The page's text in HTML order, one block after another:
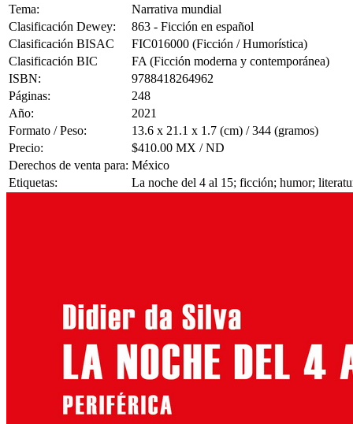
Tema:
Narrativa mundial
Clasificación Dewey:
863 - Ficción en español
Clasificación BISAC
FIC016000 (Ficción / Humorística)
Clasificación BIC
FA (Ficción moderna y contemporánea)
ISBN:
9788418264962
Páginas:
248
Año:
2021
Formato / Peso:
13.6 x 21.1 x 1.7 (cm) / 344 (gramos)
Precio:
$410.00 MX / ND
Derechos de venta para: México
Etiquetas:
La noche del 4 al 15; ficción; humor;